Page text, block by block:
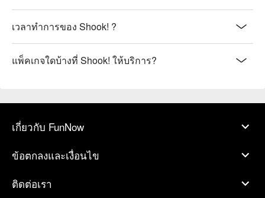
เวลาทำการของ Shook! ?
แพ็คเกจใดบ้างที่ Shook! ให้บริการ?
เกี่ยวกับ FunNow
ข้อตกลงและเงื่อนไข
ติดต่อเรา